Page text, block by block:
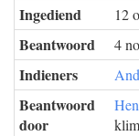
Ingediend 12
Beantwoord 4
Indieners
Beantwoord
door